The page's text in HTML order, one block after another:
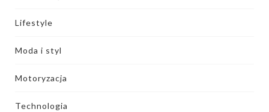
Lifestyle
Moda i styl
Motoryzacja
Technologia